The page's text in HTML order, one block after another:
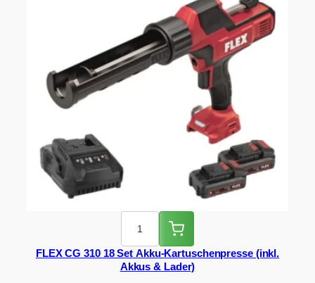
FLEX CG 310 18 Set Akku-Kartuschenpresse (inkl.
Akkus & Lader)